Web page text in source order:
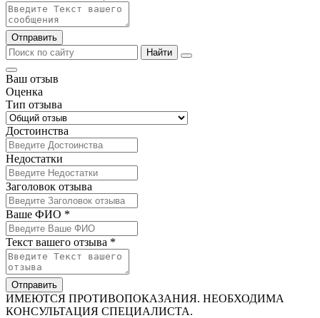
Отправить
Найти
Ваш отзыв
Оценка
Тип отзыва
Достоинства
Недостатки
Заголовок отзыва
Ваше ФИО *
Текст вашего отзыва *
Отправить
ИМЕЮТСЯ ПРОТИВОПОКАЗАНИЯ. НЕОБХОДИМА
КОНСУЛЬТАЦИЯ СПЕЦИАЛИСТА.